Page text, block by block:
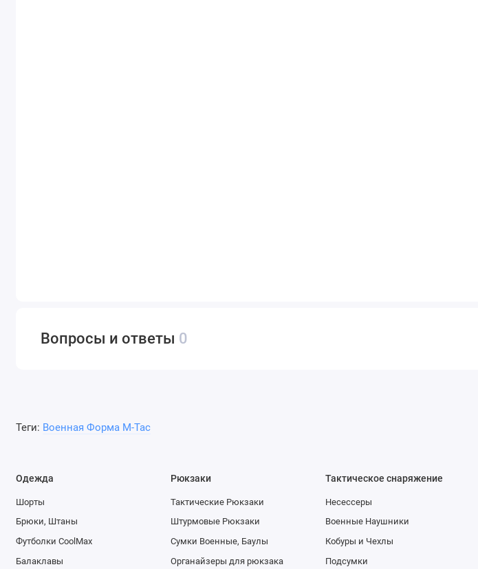
Вопросы и ответы 0
Теги: Военная Форма M-Tac
Одежда
Шорты
Брюки, Штаны
Футболки CoolMax
Балаклавы
Рюкзаки
Тактические Рюкзаки
Штурмовые Рюкзаки
Сумки Военные, Баулы
Органайзеры для рюкзака
Тактическое снаряжение
Несессеры
Военные Наушники
Кобуры и Чехлы
Подсумки